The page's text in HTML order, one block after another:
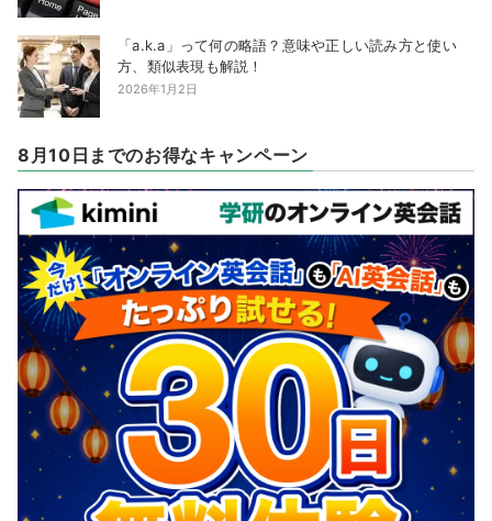
「a.k.a」って何の略語？意味や正しい読み方と使い
方、類似表現も解説！
2026年1月2日
8月10日までのお得なキャンペーン